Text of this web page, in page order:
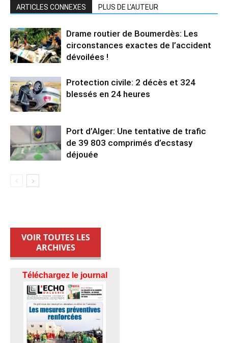
ARTICLES CONNEXES PLUS DE L'AUTEUR
Drame routier de Boumerdès: Les
circonstances exactes de l’accident
dévoilées !
Protection civile: 2 décès et 324
blessés en 24 heures
Port d’Alger: Une tentative de trafic
de 39 803 comprimés d’ecstasy
déjouée
VOIR TOUTES LES
ARCHIVES